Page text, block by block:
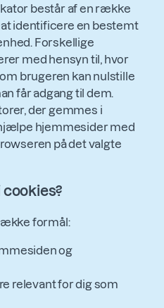
består af en række
identificere en bestemt
Forskellige
med hensyn til, hvor
brugeren kan nulstille
får adgang til dem.
der gemmes i
hjemmesider med
på det valgte
formål:
og
relevant for dig som